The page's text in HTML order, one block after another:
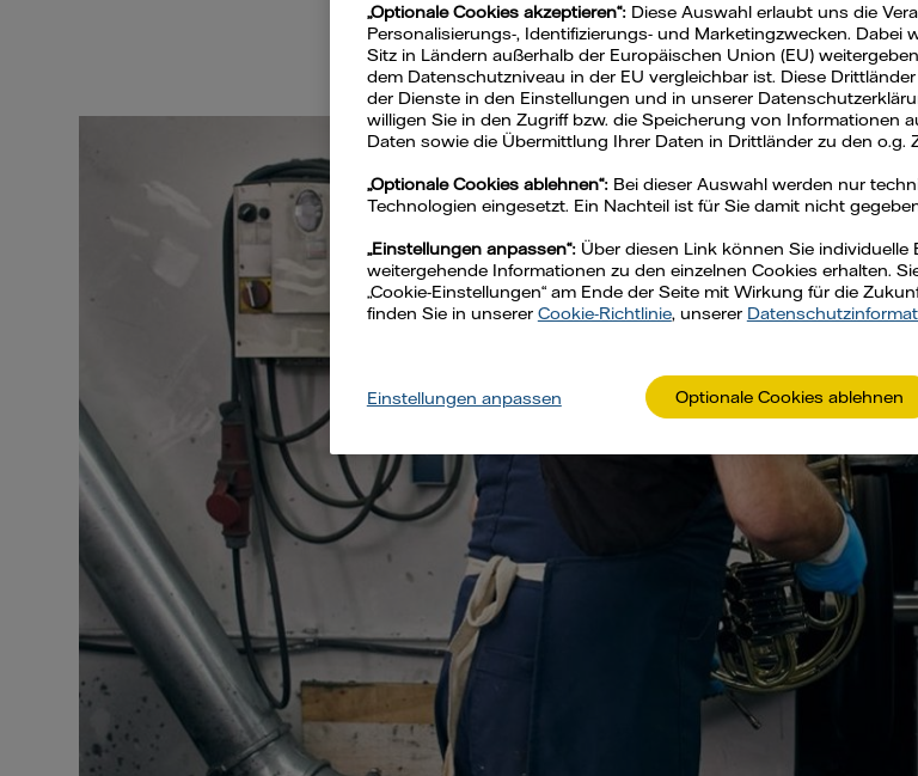
Qualitätssicherung
„Optionale Cookies akzeptieren“:Diese Auswahl erlaubt uns die
Personalisierungs-, Identifizierungs- und Marketingzwecken. Dabei
Sitz in Ländern außerhalb der Europäischen Union (EU)
dem Datenschutzniveau in der EU vergleichbar ist. Diese
der Dienste in den Einstellungen und in unserer
willigen Sie in den Zugriff bzw. die Speicherung von Informationen
Daten sowie die Übermittlung Ihrer Daten in Drittländer zu den o.g.
„Optionale Cookies ablehnen“: Bei dieser Auswahl werden nur
Technologien eingesetzt. Ein Nachteil ist für Sie damit nicht
„Einstellungen anpassen“: Über diesen Link können Sie
weitergehende Informationen zu den einzelnen Cookies erhalten.
„Cookie-Einstellungen“ am Ende der Seite mit Wirkung für die
finden Sie in unserer Cookie-Richtlinie, unserer
Einstellungen anpassen Optionale Cookies ablehnen